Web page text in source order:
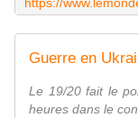
Le 19/20 fait le
heures dans le